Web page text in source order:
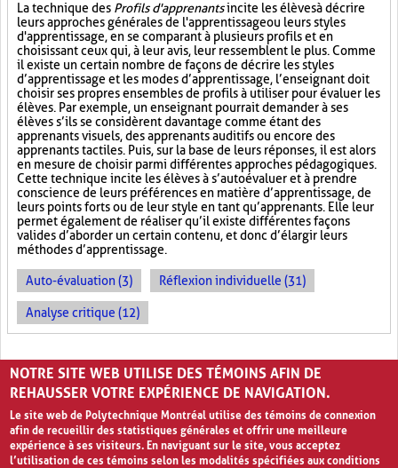
La technique des Profils d'apprenantsincite les élèves à décrire
leurs approches générales de l'apprentissage ou leurs styles
d'apprentissage, en se comparant à plusieurs profils et en
choisissant ceux qui, à leur avis, leur ressemblent le plus. Comme
il existe un certain nombre de façons de décrire les styles
d’apprentissage et les modes d’apprentissage, l’enseignant doit
choisir ses propres ensembles de profils à utiliser pour évaluer les
élèves. Par exemple, un enseignant pourrait demander à ses
élèves s’ils se considèrent davantage comme étant des
apprenants visuels, des apprenants auditifs ou encore des
apprenants tactiles. Puis, sur la base de leurs réponses, il est alors
en mesure de choisir parmi différentes approches pédagogiques.
Cette technique incite les élèves à s’autoévaluer et à prendre
conscience de leurs préférences en matière d’apprentissage, de
leurs points forts ou de leur style en tant qu’apprenants. Elle leur
permet également de réaliser qu’il existe différentes façons
valides d’aborder un certain contenu, et donc d’élargir leurs
méthodes d’apprentissage.
Auto-évaluation (3) Réflexion individuelle (31)
Analyse critique (12)
PAGES
« ‹ 1 2 3 4 5 › »
NOTRE SITE WEB UTILISE DES TÉMOINS AFIN DE
REHAUSSER VOTRE EXPÉRIENCE DE NAVIGATION.
Le site web de Polytechnique Montréal utilise des témoins de connexion
afin de recueillir des statistiques générales et offrir une meilleure
expérience à ses visiteurs. En naviguant sur le site, vous acceptez
l’utilisation de ces témoins selon les modalités spécifiées aux conditions